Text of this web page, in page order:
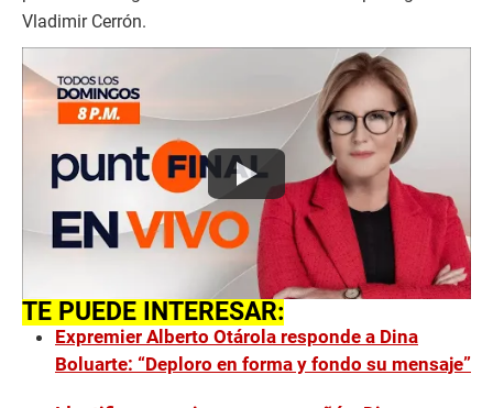
Vladimir Cerrón.
TE PUEDE INTERESAR:
Expremier Alberto Otárola responde a Dina
Boluarte: “Deploro en forma y fondo su mensaje”